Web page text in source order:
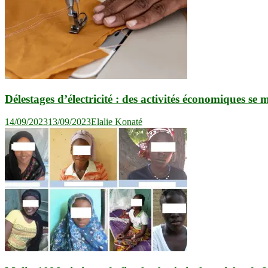
Délestages d’électricité : des activités économiques se
14/09/202313/09/2023Elalie Konaté